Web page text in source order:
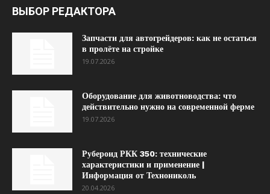
ВЫБОР РЕДАКТОРА
Запчасти для автогрейдеров: как не остаться
в пролёте на стройке
19.07.2026
Оборудование для животноводства: что
действительно нужно на современной ферме
19.07.2026
Рубероид РКК 350: технические
характеристики и применение |
Информация от Технониколь
20.04.2026